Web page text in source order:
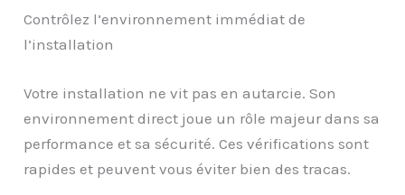
Contrôlez l’environnement immédiat de
l’installation
Votre installation ne vit pas en autarcie. Son
environnement direct joue un rôle majeur dans sa
performance et sa sécurité. Ces vérifications sont
rapides et peuvent vous éviter bien des tracas.